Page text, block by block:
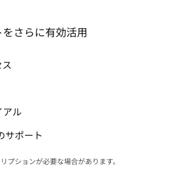
さらに有効活用
アル
サポート
プションが必要な場合があります。